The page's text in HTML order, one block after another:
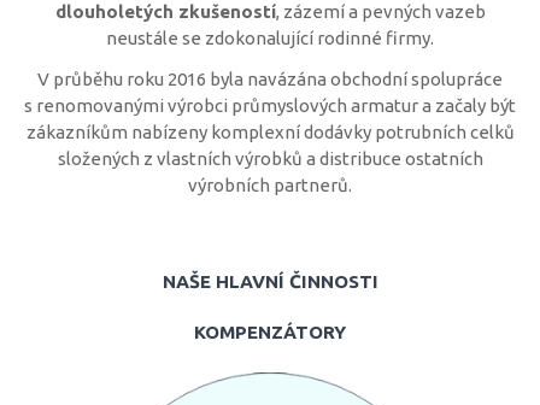
dlouholetých zkušeností, zázemí a pevných vazeb
neustále se zdokonalující rodinné firmy.
V průběhu roku 2016 byla navázána obchodní spolupráce
s renomovanými výrobci průmyslových armatur a začaly být
zákazníkům nabízeny komplexní dodávky potrubních celků
složených z vlastních výrobků a distribuce ostatních
výrobních partnerů.
NAŠE HLAVNÍ ČINNOSTI
KOMPENZÁTORY